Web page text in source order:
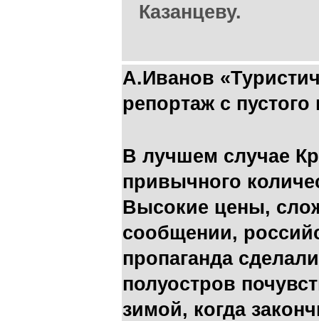
Казанцеву.
А.Иванов
репортаж с пустого
В лучшем случае
привычного
Высокие цены,
сообщении,
пропаганда
полуостров
зимой, когда